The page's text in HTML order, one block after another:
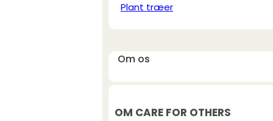
Plant træer
Om os
OM CARE FOR OTHERS